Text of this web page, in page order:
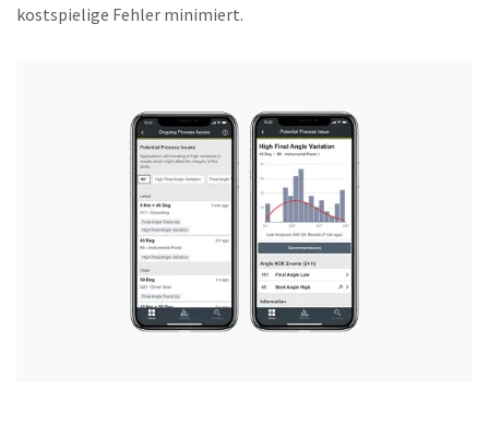
kostspielige Fehler minimiert.